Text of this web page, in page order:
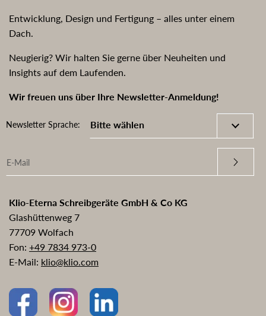
Entwicklung, Design und Fertigung – alles unter einem
Dach.
Neugierig? Wir halten Sie gerne über Neuheiten und
Insights auf dem Laufenden.
Wir freuen uns über Ihre Newsletter-Anmeldung!
Newsletter Sprache:
Klio-Eterna Schreibgeräte GmbH & Co KG
Glashüttenweg 7
77709 Wolfach
Fon: +49 7834 973-0
E-Mail: klio@klio.com